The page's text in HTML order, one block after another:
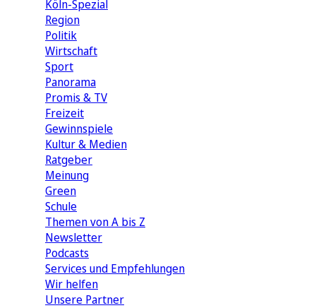
Köln-Spezial
Region
Politik
Wirtschaft
Sport
Panorama
Promis & TV
Freizeit
Gewinnspiele
Kultur & Medien
Ratgeber
Meinung
Green
Schule
Themen von A bis Z
Newsletter
Podcasts
Services und Empfehlungen
Wir helfen
Unsere Partner